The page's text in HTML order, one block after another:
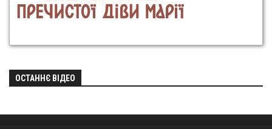
ОСТАННЄ ВІДЕО